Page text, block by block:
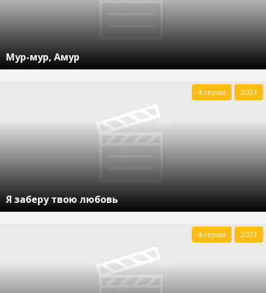
Мур-мур, Амур
Я заберу твою любовь
4 серии 2023
4 серии 2023